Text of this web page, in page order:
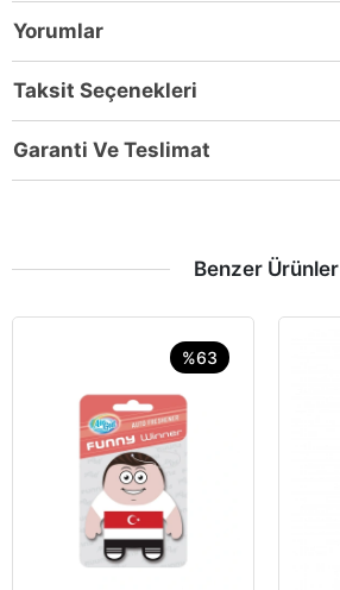
Yorumlar
Taksit Seçenekleri
Garanti Ve Teslimat
Benzer Ürünler
%63